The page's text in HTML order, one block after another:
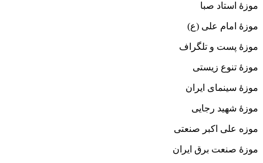
موزهٔ استاد صبا
موزهٔ امام علی (ع)
موزهٔ پست و تلگراف
موزهٔ تنوع زیستی
موزهٔ سینمای ایران
موزهٔ شهید رجایی
موزه علی اکبر صنعتی
موزهٔ صنعت برق ایران